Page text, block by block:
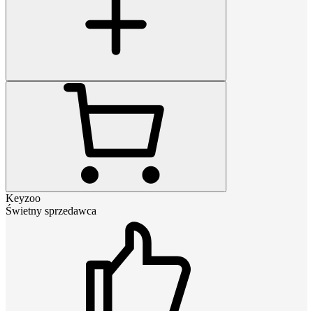
Keyzoo
Świetny sprzedawca